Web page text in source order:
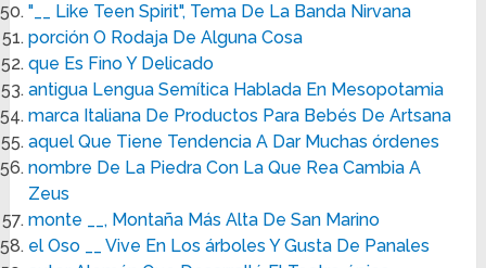
"__ Like Teen Spirit", Tema De La Banda Nirvana
porción O Rodaja De Alguna Cosa
que Es Fino Y Delicado
antigua Lengua Semítica Hablada En Mesopotamia
marca Italiana De Productos Para Bebés De Artsana
aquel Que Tiene Tendencia A Dar Muchas órdenes
nombre De La Piedra Con La Que Rea Cambia A
Zeus
monte __, Montaña Más Alta De San Marino
el Oso __ Vive En Los árboles Y Gusta De Panales